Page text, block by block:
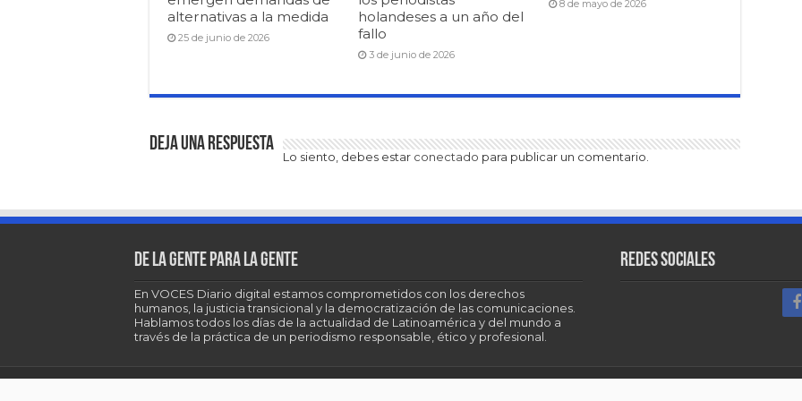
alternativas a la medida
25 de junio de 2026
holandeses a un año del
fallo
3 de junio de 2026
8 de mayo de 2026
Deja una respuesta
Lo siento, debes estar conectado para publicar un comentario.
De la gente para la gente
En VOCES Diario digital estamos comprometidos con los derechos
humanos, la justicia transicional y la democratización de las comunicaciones.
Hablamos todos los días de la actualidad de Latinoamérica y del mundo a
través de la práctica de un periodismo responsable, ético y profesional.
Redes sociales